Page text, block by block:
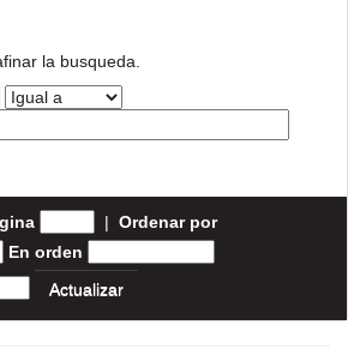
la busqueda.
| Ordenar por
En orden